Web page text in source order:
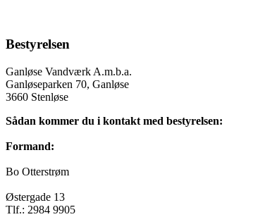
Bestyrelsen
Ganløse Vandværk A.m.b.a.
Ganløseparken 70, Ganløse
3660 Stenløse
Sådan kommer du i kontakt med bestyrelsen:
Formand:
Bo Otterstrøm
Østergade 13
Tlf.: 2984 9905